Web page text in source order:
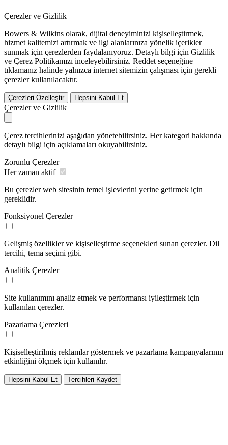
Çerezler ve Gizlilik
Bowers & Wilkins olarak, dijital deneyiminizi kişiselleştirmek,
hizmet kalitemizi artırmak ve ilgi alanlarınıza yönelik içerikler
sunmak için çerezlerden faydalanıyoruz. Detaylı bilgi için Gizlilik
ve Çerez Politikamızı inceleyebilirsiniz. Reddet seçeneğine
tıklamanız halinde yalnızca internet sitemizin çalışması için gerekli
çerezler kullanılacaktır.
Çerezleri Özelleştir Hepsini Kabul Et
Çerezler ve Gizlilik
Çerez tercihlerinizi aşağıdan yönetebilirsiniz. Her kategori hakkında
detaylı bilgi için açıklamaları okuyabilirsiniz.
Zorunlu Çerezler
Her zaman aktif
Bu çerezler web sitesinin temel işlevlerini yerine getirmek için
gereklidir.
Fonksiyonel Çerezler
Gelişmiş özellikler ve kişiselleştirme seçenekleri sunan çerezler. Dil
tercihi, tema seçimi gibi.
Analitik Çerezler
Site kullanımını analiz etmek ve performansı iyileştirmek için
kullanılan çerezler.
Pazarlama Çerezleri
Kişiselleştirilmiş reklamlar göstermek ve pazarlama kampanyalarının
etkinliğini ölçmek için kullanılır.
Hepsini Kabul Et Tercihleri Kaydet